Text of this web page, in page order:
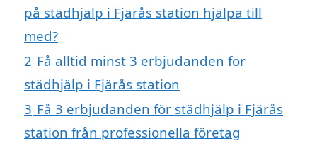
på städhjälp i Fjärås station hjälpa till
med?
2 Få alltid minst 3 erbjudanden för
städhjälp i Fjärås station
3 Få 3 erbjudanden för städhjälp i Fjärås
station från professionella företag